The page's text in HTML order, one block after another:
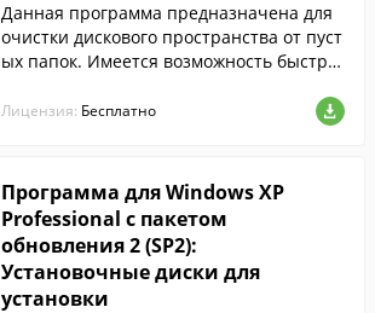
Данная программа предназначена для
очистки дискового пространства от пуст
ых папок. Имеется возможность быстрог
Лицензия: Бесплатно
Программа для Windows XP
Professional с пакетом
обновления 2 (SP2):
Установочные диски для
установки